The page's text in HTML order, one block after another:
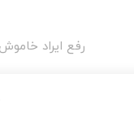
رفع ایراد